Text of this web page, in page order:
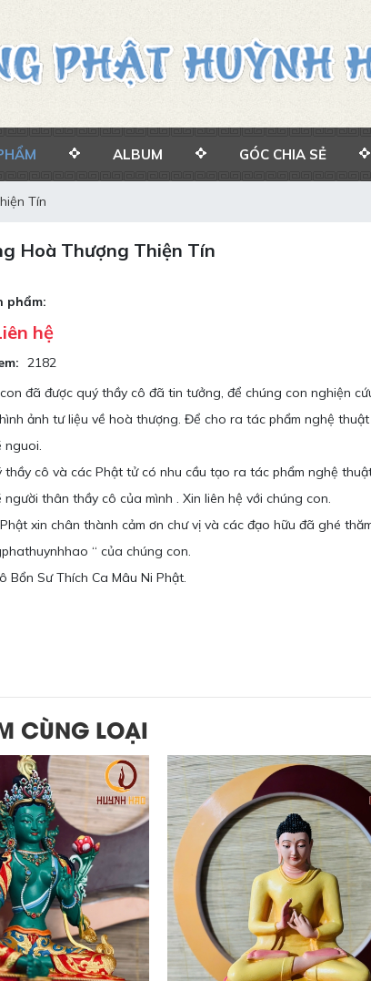
ALBUM GÓC CHIA SẺ
Tín
Hoà Thượng Thiện Tín
phẩm:
hệ
2182
đã được quý thầy cô đã tin tưởng, để chúng con nghiện
ảnh tư liệu về hoà thượng. Để cho ra tác phẩm nghệ
nguoi.
thầy cô và các Phật tử có nhu cầu tạo ra tác phẩm nghệ
người thân thầy cô của mình . Xin liên hệ với chúng con.
xin chân thành cảm ơn chư vị và các đạo hữu đã ghé
“ của chúng con.
Bổn Sư Thích Ca Mâu Ni Phật.
CÙNG LOẠI